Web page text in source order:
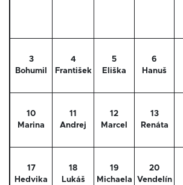
3
Bohumil
4
František
5
Eliška
6
Hanuš
10
Marina
11
Andrej
12
Marcel
13
Renáta
17
Hedvika
18
Lukáš
19
Michaela
20
Vendelín